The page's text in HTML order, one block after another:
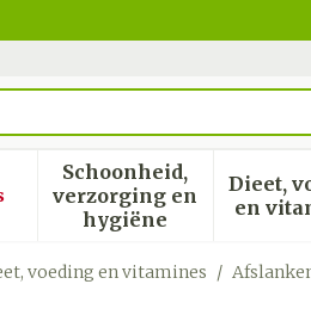
categorie...
Schoonheid,
verzorging en
hygiëne
Toon submenu
Dieet,
en
voeding en vitamines /